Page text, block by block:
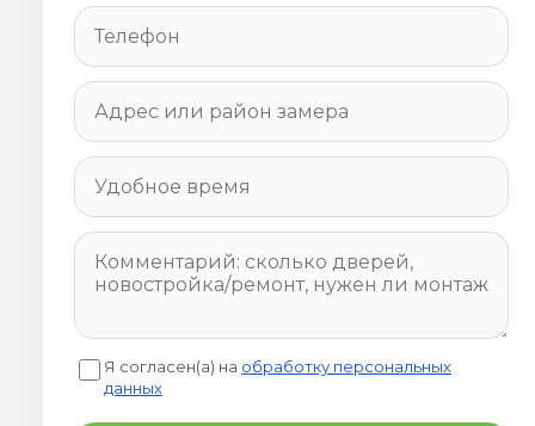
Я согласен(а) на обработку персональных
данных